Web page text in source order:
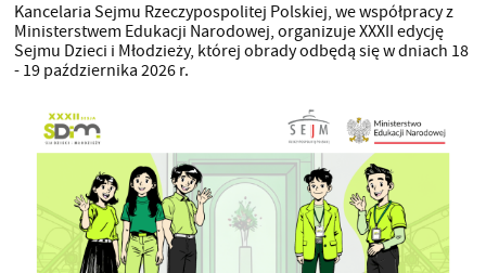
Kancelaria Sejmu Rzeczypospolitej Polskiej, we współpracy z
Ministerstwem Edukacji Narodowej, organizuje XXXII edycję
Sejmu Dzieci i Młodzieży, której obrady odbędą się w dniach 18
- 19 października 2026 r.